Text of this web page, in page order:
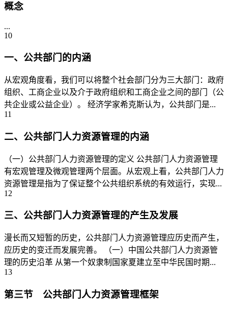
概念
...
10
一、公共部门的内涵
从宏观角度看，我们可以将整个社会部门分为三大部门：政府
组织、工商企业以及介于政府组织和工商企业之间的部门（公
共企业或公益企业）。 经济学家希克斯认为，公共部门是...
11
二、公共部门人力资源管理的内涵
（一）公共部门人力资源管理的定义 公共部门人力资源管理
有宏观管理及微观管理两个层面。从宏观上看，公共部门人力
资源管理是指为了保证整个公共组织系统的有效运行，实现...
12
三、公共部门人力资源管理的产生及发展
漫长而又短暂的历史，公共部门人力资源管理应历史而产生，
应历史的变迁而发展完善。 （一）中国公共部门人力资源管
理的历史沿革 从第一个奴隶制国家夏建立至中华民国时期...
13
第三节 公共部门人力资源管理框架